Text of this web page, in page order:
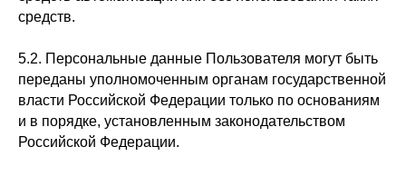
средств.
5.2. Персональные данные Пользователя могут быть
переданы уполномоченным органам государственной
власти Российской Федерации только по основаниям
и в порядке, установленным законодательством
Российской Федерации.